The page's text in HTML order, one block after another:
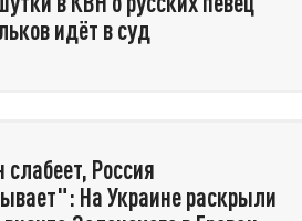
идёт в суд
Россия
На Украине раскрыли